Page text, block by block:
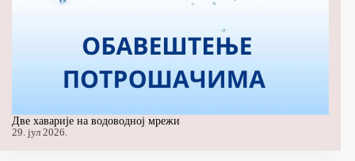
Две хаварије на водоводној мрежи
29. јул 2026.